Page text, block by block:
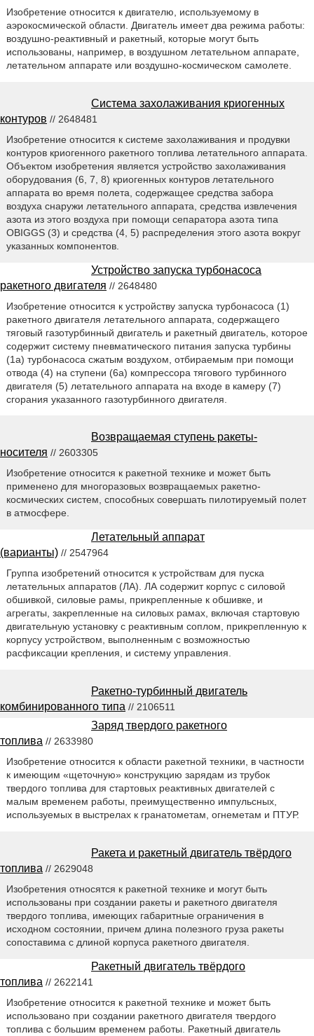
Изобретение относится к двигателю, используемому в
аэрокосмической области. Двигатель имеет два режима работы:
воздушно-реактивный и ракетный, которые могут быть
использованы, например, в воздушном летательном аппарате,
летательном аппарате или воздушно-космическом самолете.
Система захолаживания криогенных
контуров // 2648481
Изобретение относится к системе захолаживания и продувки
контуров криогенного ракетного топлива летательного аппарата.
Объектом изобретения является устройство захолаживания
оборудования (6, 7, 8) криогенных контуров летательного
аппарата во время полета, содержащее средства забора
воздуха снаружи летательного аппарата, средства извлечения
азота из этого воздуха при помощи сепаратора азота типа
OBIGGS (3) и средства (4, 5) распределения этого азота вокруг
указанных компонентов.
Устройство запуска турбонасоса
ракетного двигателя // 2648480
Изобретение относится к устройству запуска турбонасоса (1)
ракетного двигателя летательного аппарата, содержащего
тяговый газотурбинный двигатель и ракетный двигатель, которое
содержит систему пневматического питания запуска турбины
(1а) турбонасоса сжатым воздухом, отбираемым при помощи
отвода (4) на ступени (6а) компрессора тягового турбинного
двигателя (5) летательного аппарата на входе в камеру (7)
сгорания указанного газотурбинного двигателя.
Возвращаемая ступень ракеты-
носителя // 2603305
Изобретение относится к ракетной технике и может быть
применено для многоразовых возвращаемых ракетно-
космических систем, способных совершать пилотируемый полет
в атмосфере.
Летательный аппарат
(варианты) // 2547964
Группа изобретений относится к устройствам для пуска
летательных аппаратов (ЛА). ЛА содержит корпус с силовой
обшивкой, силовые рамы, прикрепленные к обшивке, и
агрегаты, закрепленные на силовых рамах, включая стартовую
двигательную установку с реактивным соплом, прикрепленную к
корпусу устройством, выполненным с возможностью
расфиксации крепления, и систему управления.
Ракетно-турбинный двигатель
комбинированного типа // 2106511
Заряд твердого ракетного
топлива // 2633980
Изобретение относится к области ракетной техники, в частности
к имеющим «щеточную» конструкцию зарядам из трубок
твердого топлива для стартовых реактивных двигателей с
малым временем работы, преимущественно импульсных,
используемых в выстрелах к гранатометам, огнеметам и ПТУР.
Ракета и ракетный двигатель твёрдого
топлива // 2629048
Изобретения относятся к ракетной технике и могут быть
использованы при создании ракеты и ракетного двигателя
твердого топлива, имеющих габаритные ограничения в
исходном состоянии, причем длина полезного груза ракеты
сопоставима с длиной корпуса ракетного двигателя.
Ракетный двигатель твёрдого
топлива // 2622141
Изобретение относится к ракетной технике и может быть
использовано при создании ракетного двигателя твердого
топлива с большим временем работы. Ракетный двигатель